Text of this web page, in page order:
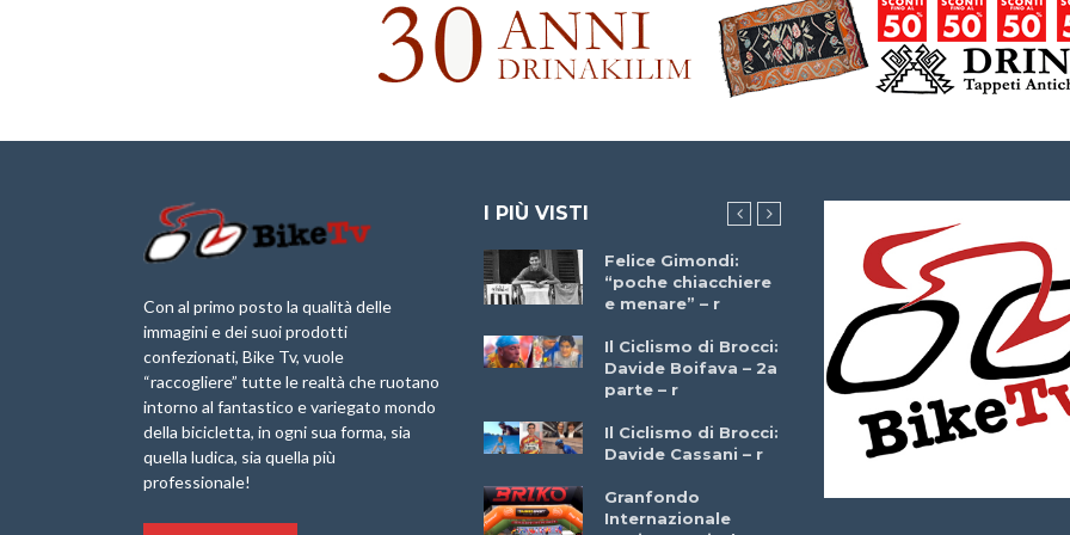
Con al primo posto la qualità delle
immagini e dei suoi prodotti
confezionati, Bike Tv, vuole
“raccogliere” tutte le realtà che ruotano
intorno al fantastico e variegato mondo
della bicicletta, in ogni sua forma, sia
quella ludica, sia quella più
professionale!
I PIÙ VISTI
Briko Torino – 11
Maggio 2025 – r
Giancarlo Brocci
Marathon 2025”
Borghi&Castelli” –
Anteprima
1a Edizione
Granfondo
Felice Gimondi:
“poche chiacchiere
e menare” – r
Il Ciclismo di Brocci:
Davide Boifava – 2a
parte – r
Il Ciclismo di Brocci:
Davide Cassani – r
Granfondo
Internazionale
Brocci Incontra
Giuseppe Martinelli
– r
Che cos’è il
triathlon? Con
Simone Diamantini
– r
Marzo 2025 –